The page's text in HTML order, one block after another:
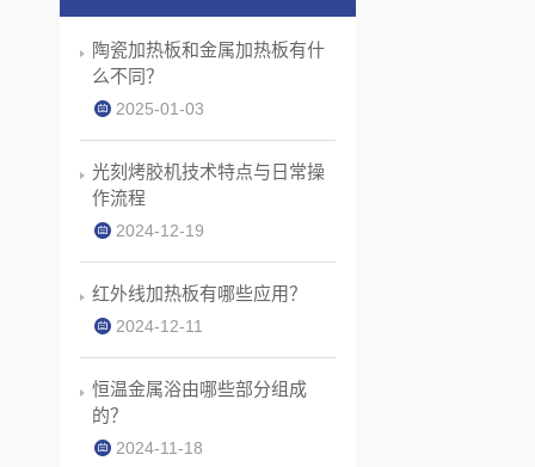
陶瓷加热板和金属加热板有什
么不同？
2025-01-03
光刻烤胶机技术特点与日常操
作流程
2024-12-19
红外线加热板有哪些应用？
2024-12-11
恒温金属浴由哪些部分组成
的？
2024-11-18